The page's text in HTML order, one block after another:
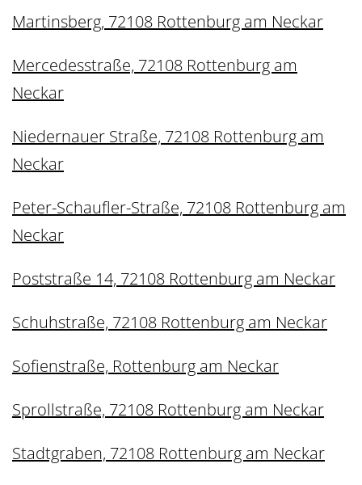
Martinsberg, 72108 Rottenburg am Neckar
Mercedesstraße, 72108 Rottenburg am
Neckar
Niedernauer Straße, 72108 Rottenburg am
Neckar
Peter-Schaufler-Straße, 72108 Rottenburg am
Neckar
Poststraße 14, 72108 Rottenburg am Neckar
Schuhstraße, 72108 Rottenburg am Neckar
Sofienstraße, Rottenburg am Neckar
Sprollstraße, 72108 Rottenburg am Neckar
Stadtgraben, 72108 Rottenburg am Neckar